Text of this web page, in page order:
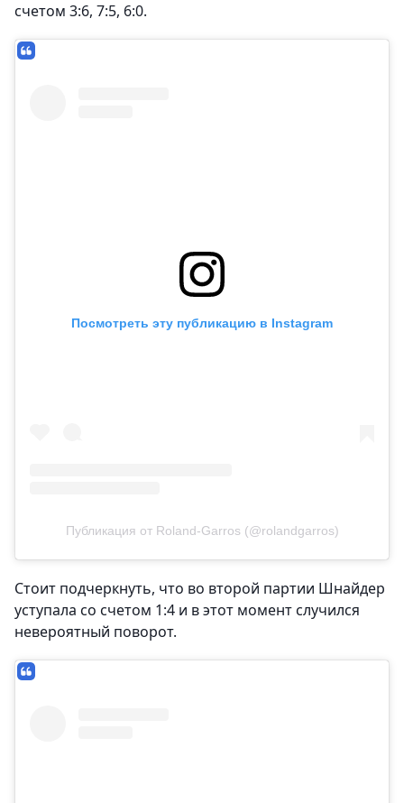
счетом 3:6, 7:5, 6:0.
Посмотреть эту публикацию в Instagram
Публикация от Roland-Garros (@rolandgarros)
Стоит подчеркнуть, что во второй партии Шнайдер
уступала со счетом 1:4 и в этот момент случился
невероятный поворот.